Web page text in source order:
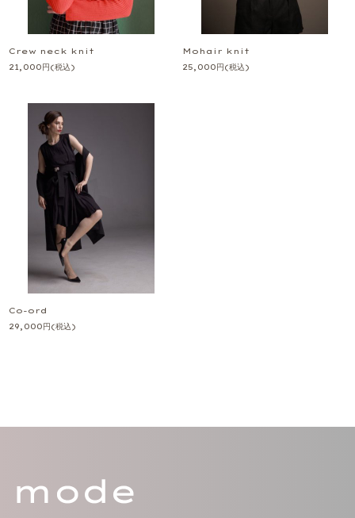
Crew neck knit
21,000円(税込)
Mohair knit
25,000円(税込)
Co-ord
29,000円(税込)